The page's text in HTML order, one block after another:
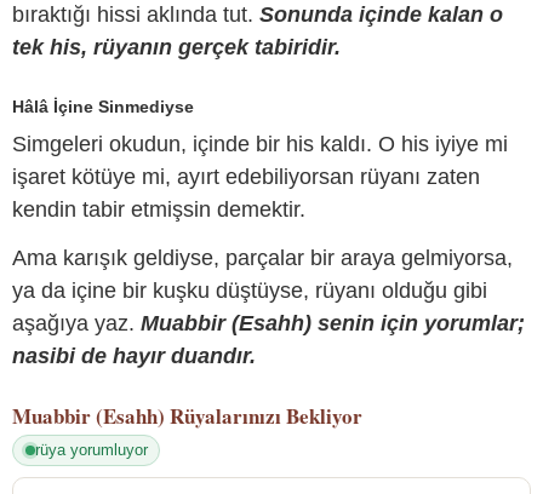
bıraktığı hissi aklında tut. Sonunda içinde kalan o
tek his, rüyanın gerçek tabiridir.
Hâlâ İçine Sinmediyse
Simgeleri okudun, içinde bir his kaldı. O his iyiye mi
işaret kötüye mi, ayırt edebiliyorsan rüyanı zaten
kendin tabir etmişsin demektir.
Ama karışık geldiyse, parçalar bir araya gelmiyorsa,
ya da içine bir kuşku düştüyse, rüyanı olduğu gibi
aşağıya yaz. Muabbir (Esahh) senin için yorumlar;
nasibi de hayır duandır.
Muabbir (Esahh) Rüyalarınızı Bekliyor
rüya yorumluyor